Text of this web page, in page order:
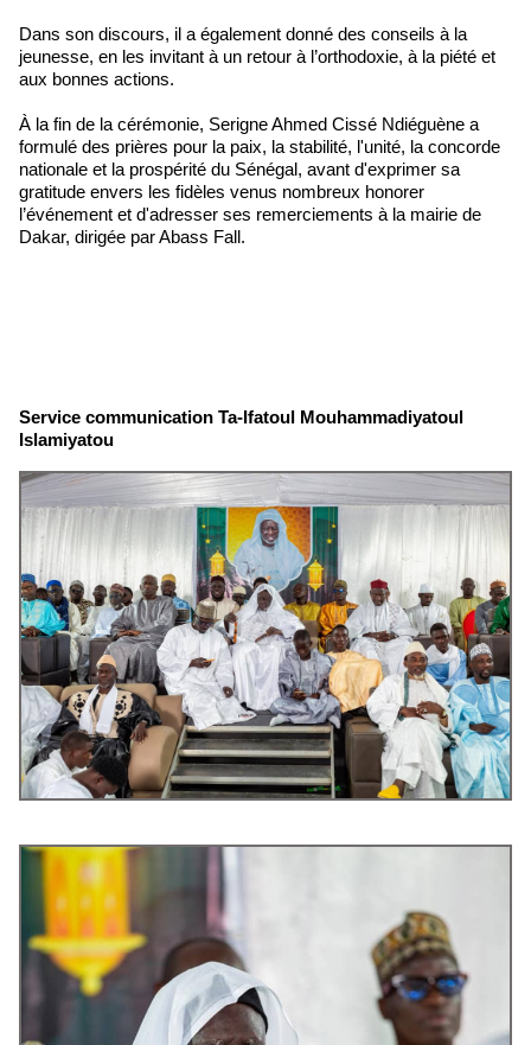
Dans son discours, il a également donné des conseils à la
jeunesse, en les invitant à un retour à l’orthodoxie, à la piété et
aux bonnes actions.
À la fin de la cérémonie, Serigne Ahmed Cissé Ndiéguène a
formulé des prières pour la paix, la stabilité, l'unité, la concorde
nationale et la prospérité du Sénégal, avant d'exprimer sa
gratitude envers les fidèles venus nombreux honorer
l’événement et d'adresser ses remerciements à la mairie de
Dakar, dirigée par Abass Fall.
Service communication Ta-Ifatoul Mouhammadiyatoul
Islamiyatou